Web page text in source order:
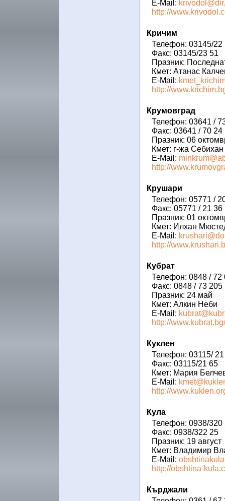
E-Mail:
http://
Кричим
Телефон: 03145/22
Факс: 03145/23 51
Празник:
Кмет: Атанас
E-Mail:
http://
Крумовград
Телефон: 03641 /
Факс: 03641 / 70 24
Празник: 06
Кмет: г-жа
E-Mail:
http://
Крушари
Телефон: 05771 /
Факс: 05771 / 21 36
Празник: 01
Кмет: Илхан
E-Mail:
http://
Кубрат
Телефон: 0848 / 72
Факс: 0848 / 73 205
Празник: 24 май
Кмет: Алкин Неби
E-Mail:
http://www.kubrat.bg/
Куклен
Телефон: 03115/
Факс: 03115/21 65
Кмет: Мария
E-Mail:
http://
Кула
Телефон: 0938/320
Факс: 0938/322 25
Празник: 19 август
Кмет: Владимир
E-Mail:
http://obshtina-
Кърджали